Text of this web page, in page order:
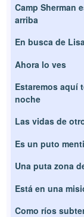
Camp Sherman
arriba
En busca de
Ahora lo ves
Estaremos aquí
noche
Las vidas de
Es un puto
Una puta zona
Está en una
Como ríos